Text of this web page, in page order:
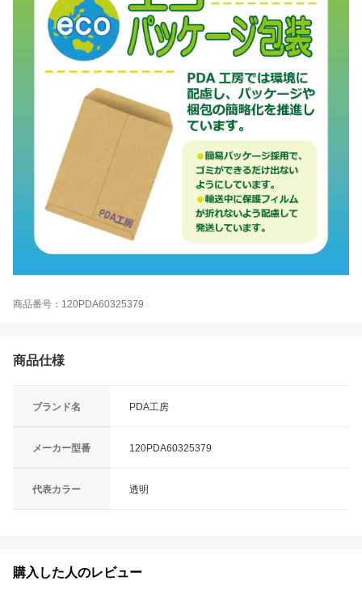
商品番号：120PDA60325379
商品仕様
ブランド名 PDA工房
メーカー型番 120PDA60325379
代表カラー 透明
購入した人のレビュー